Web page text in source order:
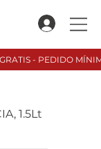
1.5Lt